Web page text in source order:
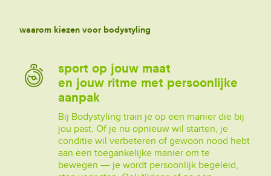
waarom kiezen voor bodystyling
sport op jouw maat
en jouw ritme met persoonlijke
aanpak
Bij Bodystyling train je op een manier die bij
jou past. Of je nu opnieuw wil starten, je
conditie wil verbeteren of gewoon nood hebt
aan een toegankelijke manier om te
bewegen — je wordt persoonlijk begeleid,